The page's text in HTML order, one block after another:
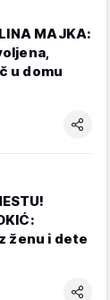
MAJKA:
u domu
ženu i dete